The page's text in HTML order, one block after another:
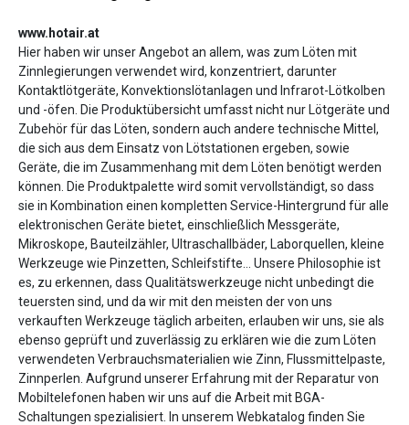
www.hotair.at
Hier haben wir unser Angebot an allem, was zum Löten mit
Zinnlegierungen verwendet wird, konzentriert, darunter
Kontaktlötgeräte, Konvektionslötanlagen und Infrarot-Lötkolben
und -öfen. Die Produktübersicht umfasst nicht nur Lötgeräte und
Zubehör für das Löten, sondern auch andere technische Mittel,
die sich aus dem Einsatz von Lötstationen ergeben, sowie
Geräte, die im Zusammenhang mit dem Löten benötigt werden
können. Die Produktpalette wird somit vervollständigt, so dass
sie in Kombination einen kompletten Service-Hintergrund für alle
elektronischen Geräte bietet, einschließlich Messgeräte,
Mikroskope, Bauteilzähler, Ultraschallbäder, Laborquellen, kleine
Werkzeuge wie Pinzetten, Schleifstifte... Unsere Philosophie ist
es, zu erkennen, dass Qualitätswerkzeuge nicht unbedingt die
teuersten sind, und da wir mit den meisten der von uns
verkauften Werkzeuge täglich arbeiten, erlauben wir uns, sie als
ebenso geprüft und zuverlässig zu erklären wie die zum Löten
verwendeten Verbrauchsmaterialien wie Zinn, Flussmittelpaste,
Zinnperlen. Aufgrund unserer Erfahrung mit der Reparatur von
Mobiltelefonen haben wir uns auf die Arbeit mit BGA-
Schaltungen spezialisiert. In unserem Webkatalog finden Sie